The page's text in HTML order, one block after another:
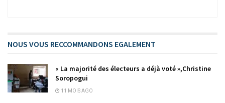
NOUS VOUS RECCOMMANDONS EGALEMENT
« La majorité des électeurs a déjà voté »,Christine
Soropogui
11 MOIS AGO